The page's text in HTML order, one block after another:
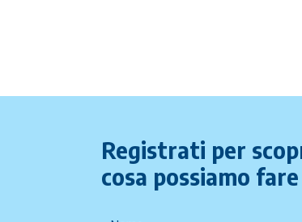
Registrati per
cosa possiamo